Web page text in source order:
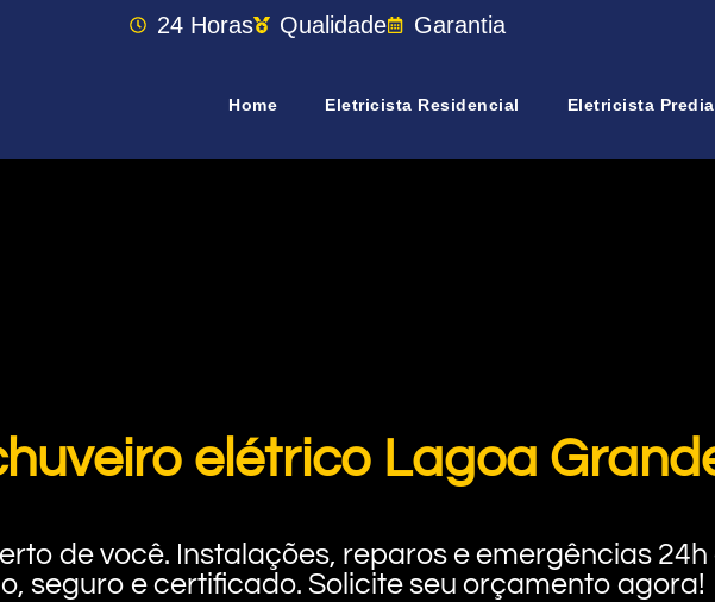
24 Horas Qualidade Garantia
Home Eletricista Residencial Eletricista
elétrico Lagoa
de você. Instalações, reparos e emergências
seguro e certificado. Solicite seu orçamento agora!